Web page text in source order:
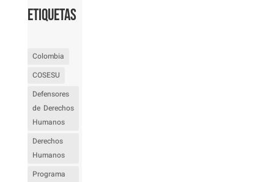
Etiquetas
Colombia
COSESU
Defensores
de Derechos
Humanos
Derechos
Humanos
Programa